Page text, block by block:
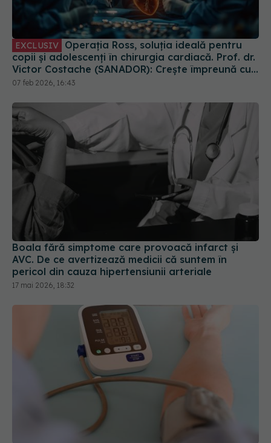
EXCLUSIV
copii și adolescenți în chirurgia cardiacă. Prof. dr.
Victor Costache (SANADOR): Crește împreună cu
ei
07 feb 2026, 16:43
Boala fără simptome care provoacă infarct și
AVC. De ce avertizează medicii că suntem în
pericol din cauza hipertensiunii arteriale
17 mai 2026, 18:32